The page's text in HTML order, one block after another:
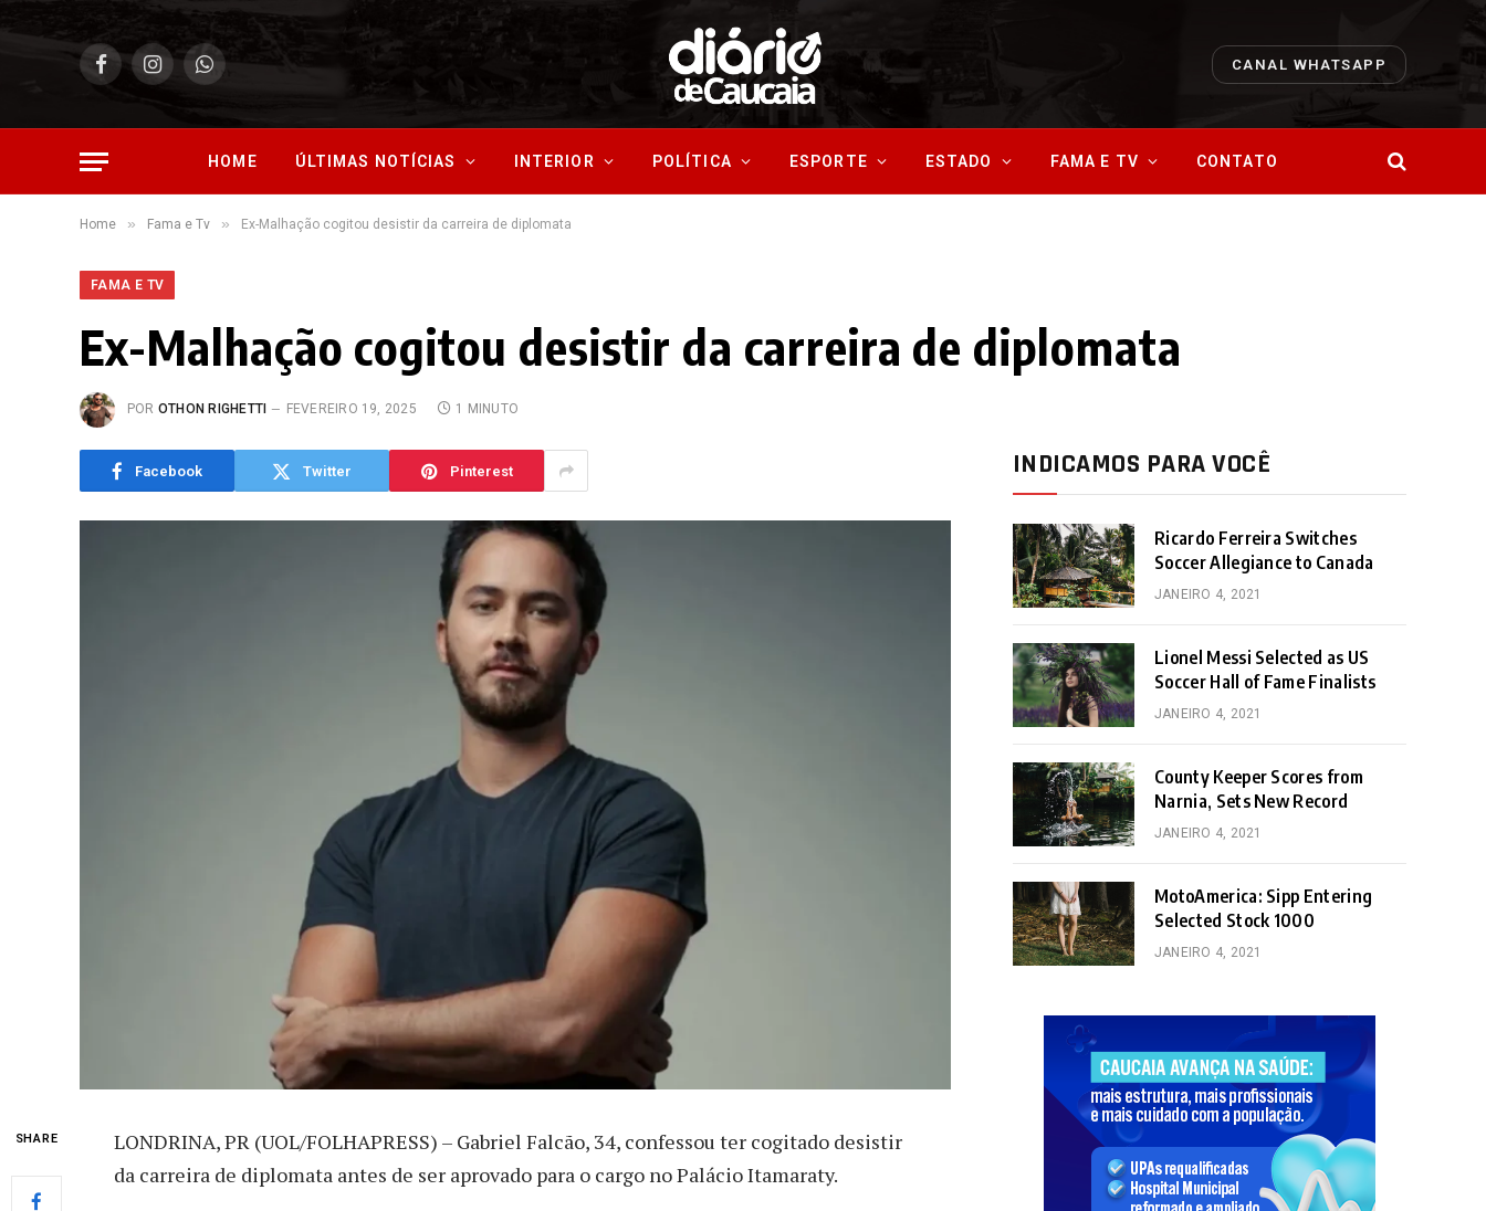
FacebookInstagramWhatsApp CANAL WHATSAPP
HOME ÚLTIMAS NOTÍCIAS INTERIOR POLÍTICA ESPORTE ESTADO FAMA E TV CONTATO
Home » Fama e Tv » Ex-Malhação cogitou desistir da carreira de diplomata
FAMA E TV
Ex-Malhação cogitou desistir da carreira de diplomata
POR OTHON RIGHETTI FEVEREIRO 19, 2025 1 MINUTO
Facebook Twitter Pinterest
SHARE LONDRINA, PR (UOL/FOLHAPRESS) – Gabriel Falcão, 34, confessou ter cogitado desistir
da carreira de diplomata antes de ser aprovado para o cargo no Palácio Itamaraty.
INDICAMOS PARA VOCÊ
Ricardo Ferreira Switches
Soccer Allegiance to Canada
JANEIRO 4, 2021
Lionel Messi Selected as US
Soccer Hall of Fame Finalists
JANEIRO 4, 2021
County Keeper Scores from
Narnia, Sets New Record
JANEIRO 4, 2021
MotoAmerica: Sipp Entering
Selected Stock 1000
JANEIRO 4, 2021